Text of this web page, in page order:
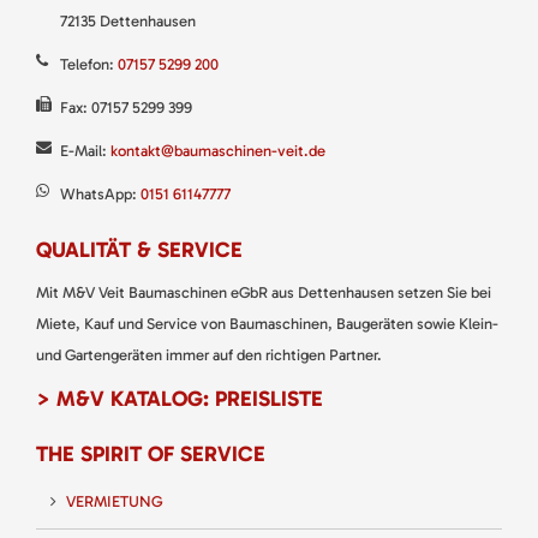
72135 Dettenhausen
Telefon: 07157 5299 200
Fax: 07157 5299 399
E-Mail: kontakt@baumaschinen-veit.de
WhatsApp: 0151 61147777
QUALITÄT & SERVICE
Mit M&V Veit Baumaschinen eGbR aus Dettenhausen setzen Sie bei
Miete, Kauf und Service von Baumaschinen, Baugeräten sowie Klein-
und Gartengeräten immer auf den richtigen Partner.
> M&V KATALOG: PREISLISTE
THE SPIRIT OF SERVICE
VERMIETUNG